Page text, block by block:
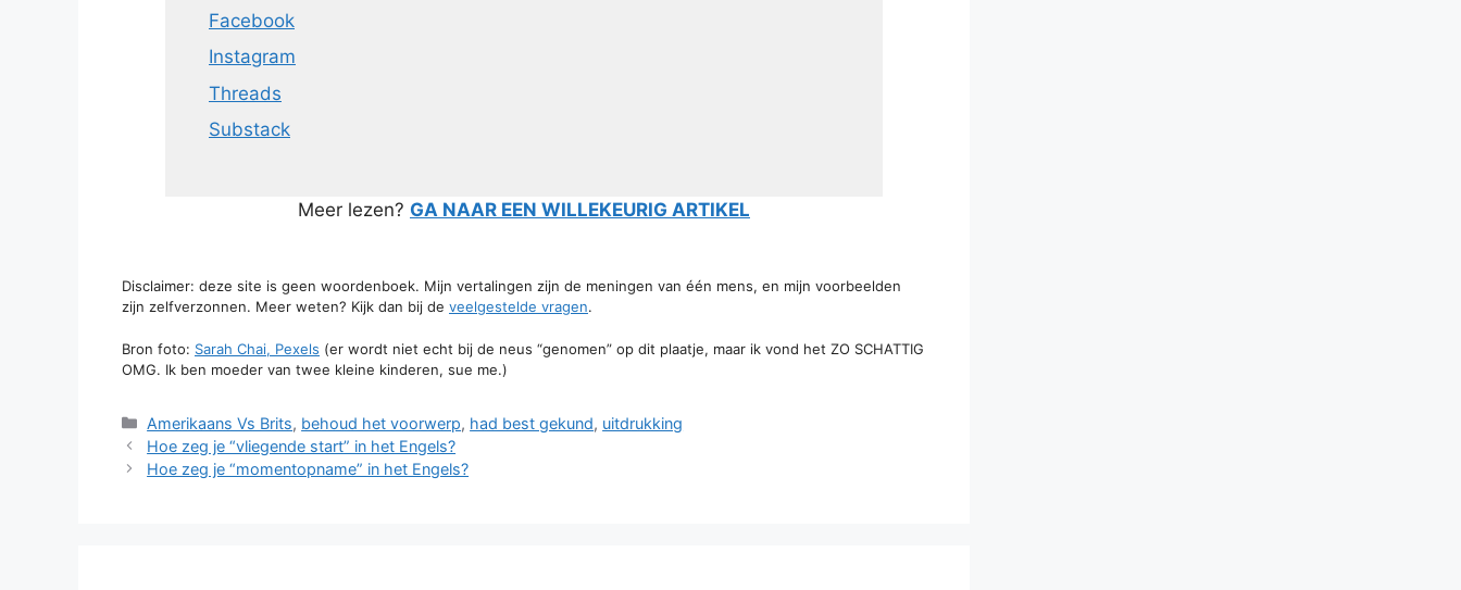
Facebook
Instagram
Threads
Substack
Meer lezen? GA NAAR EEN WILLEKEURIG ARTIKEL
Disclaimer: deze site is geen woordenboek. Mijn vertalingen zijn de meningen van één mens, en mijn voorbeelden
zijn zelfverzonnen. Meer weten? Kijk dan bij de veelgestelde vragen.
Bron foto: Sarah Chai, Pexels (er wordt niet echt bij de neus “genomen” op dit plaatje, maar ik vond het ZO SCHATTIG
OMG. Ik ben moeder van twee kleine kinderen, sue me.)
Categorieën
Amerikaans Vs Brits, behoud het voorwerp, had best gekund, uitdrukking
Hoe zeg je “vliegende start” in het Engels?
Hoe zeg je “momentopname” in het Engels?